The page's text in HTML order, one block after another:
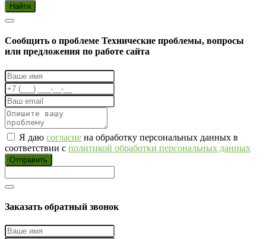
Найти
Cообщить о проблеме Технические проблемы, вопросы
или предложения по работе сайта
Я даю согласие на обработку персональных данных в
соответствии с политикой обработки персональных данных
Отправить
Заказать обратный звонок